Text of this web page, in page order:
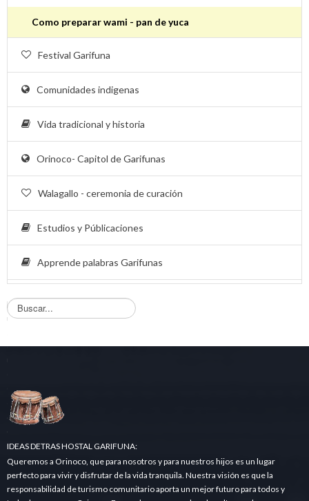
Como preparar wami - pan de yuca
Festival Garifuna
Comunidades indigenas
Vida tradicional y historia
Orinoco- Capitol de Garifunas
Walagallo - ceremonia de curación
Estudios y Públicaciones
Apprende palabras Garifunas
B
u
q
a
.IDEAS DETRAS HOSTAL GARIFUNA:
Queremos a Orinoco, que para nosotros y para nuestros hijos es un lugar
perfecto para vivir y disfrutar de la vida tranquila. Nuestra visión es que la
responsabilidad de turismo comunitario aporta un mejor futuro para todos y